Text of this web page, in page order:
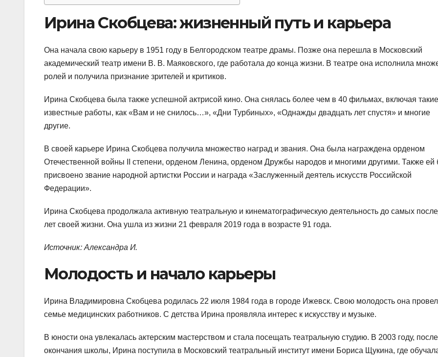
Ирина Скобцева: жизненный путь и карьера
Она начала свою карьеру в 1951 году в Белгородском театре драмы. Позже она перешла в Московский
академический театр имени В. В. Маяковского, где работала до конца жизни. В театре она исполнила
ролей и получила признание зрителей и критиков.
Ирина Скобцева была также успешной актрисой кино. Она снялась более чем в 40 фильмах, включая такие
известные работы, как «Вам и не снилось…», «Дни Турбиных», «Однажды двадцать лет спустя» и многие
другие.
В своей карьере Ирина Скобцева получила множество наград и звания. Она была награждена орденом
Отечественной войны II степени, орденом Ленина, орденом Дружбы народов и многими другими. Также ей
присвоено звание народной артистки России и награда «Заслуженный деятель искусств Российской
Федерации».
Ирина Скобцева продолжала активную театральную и кинематографическую деятельность до самых
лет своей жизни. Она ушла из жизни 21 февраля 2019 года в возрасте 91 года.
Источник: Александра И.
Молодость и начало карьеры
Ирина Владимировна Скобцева родилась 22 июля 1984 года в городе Ижевск. Свою молодость она
семье медицинских работников. С детства Ирина проявляла интерес к искусству и музыке.
В юности она увлекалась актерским мастерством и стала посещать театральную студию. В 2003 году, после
окончания школы, Ирина поступила в Московский театральный институт имени Бориса Щукина, где